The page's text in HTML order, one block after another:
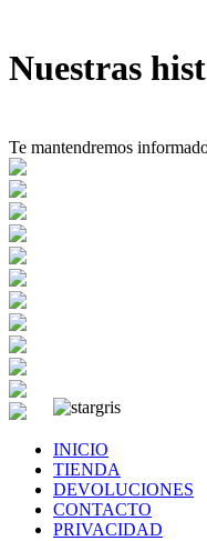
Nuestras
Te mantendremos
INICIO
TIENDA
DEVOLUCIONES
CONTACTO
PRIVACIDAD